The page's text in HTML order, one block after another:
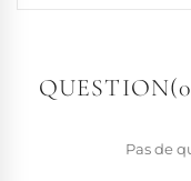
QUESTION
Pas de